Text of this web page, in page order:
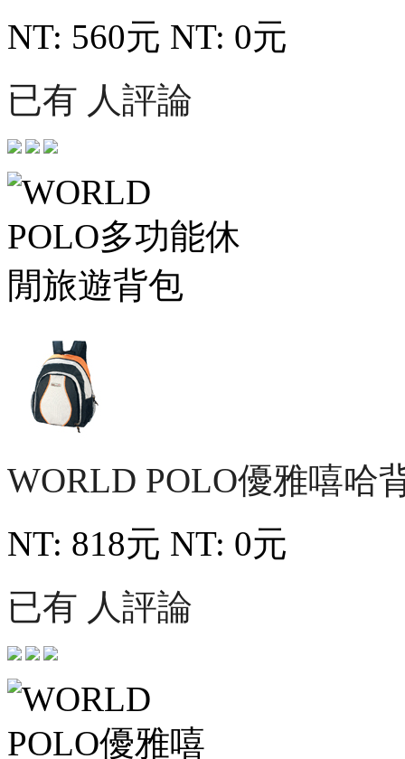
NT: 560元 NT: 0元
已有 人評論
WORLD POLO優雅嘻哈
NT: 818元 NT: 0元
已有 人評論